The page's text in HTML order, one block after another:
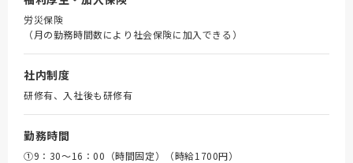
労災保険
（月の勤務時間数により社会保険に加入できる）
社内制度
研修有、入社後も研修有
勤務時間
①9：30～16：00（時間固定）（時給1700円）